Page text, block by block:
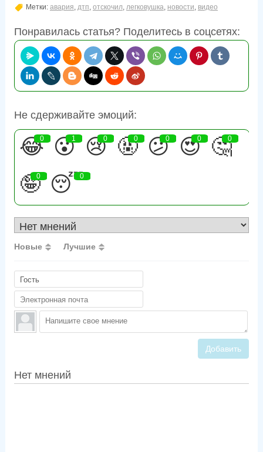
Метки: авария, дтп, отскочил, легковушка, новости, видео
Понравилась статья? Поделитесь в соцсетях:
Не сдерживайте эмоций:
😂
0 😮
1 😢
0 🤬
0 😕
0 😍
0 🤔
0
🤪
0 😴
0
Новые Лучшие
Добавить
Нет мнений